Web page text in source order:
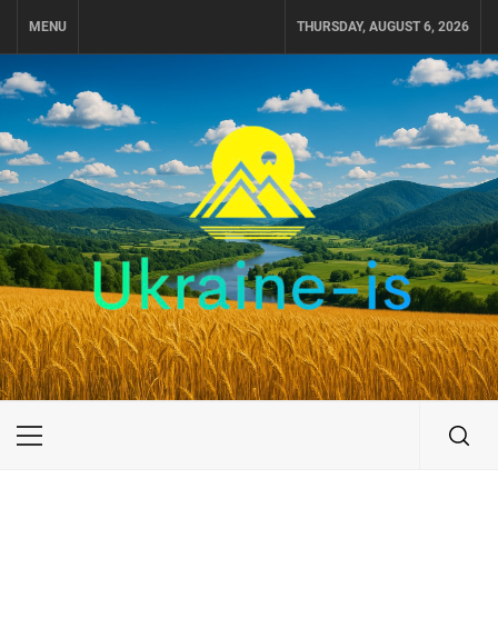
MENU THURSDAY, AUGUST 6, 2026
UKRAINE-IS
ПУТЕШЕСТВИЕ ПО УКРАИНЕ
Primary